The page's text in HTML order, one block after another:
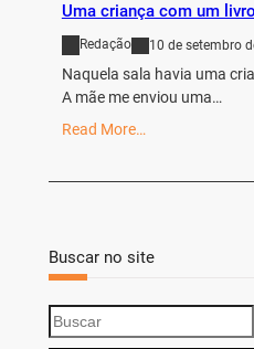
Uma criança com um
Redação 10 de setembro
Naquela sala havia uma
A mãe me enviou uma…
Read More…
Buscar no site
S
e